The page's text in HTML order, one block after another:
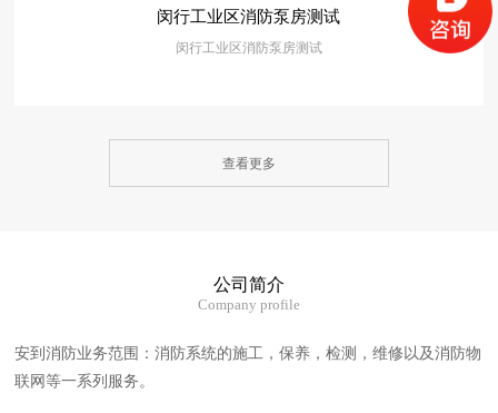
闵行工业区消防泵房测试
闵行工业区消防泵房测试
查看更多
公司简介
Company profile
安到消防业务范围：消防系统的施工，保养，检测，维修以及消防物
联网等一系列服务。